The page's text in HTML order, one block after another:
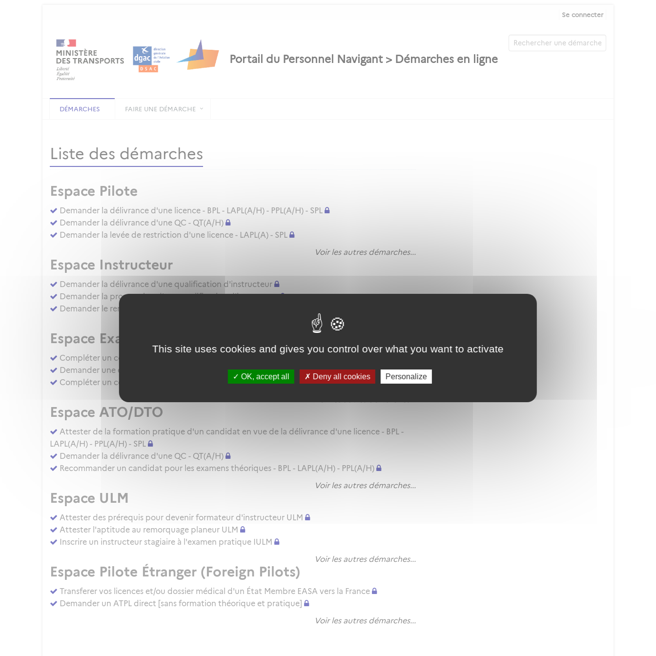
This site uses cookies and gives you control over what you want to activate
OK, accept all Deny all cookies Personalize
Se connecter
DÉMARCHES FAIRE UNE DÉMARCHE
Liste des démarches
Espace Pilote
Demander la délivrance d'une licence - BPL - LAPL(A/H) - PPL(A/H) - SPL
Demander la délivrance d'une QC - QT(A/H)
Demander la levée de restriction d'une licence - LAPL(A) - SPL
Voir les autres démarches...
Espace Instructeur
Demander la délivrance d'une qualification d'instructeur
Demander la prorogation d'une qualification d'instructeur
Demander le renouvellement d'une qualification d'instructeur
Voir les autres démarches...
Espace Examinateur
Compléter un compte rendu d'épreuve d'aptitude pratique - BPL - LAPL(A/H) - PPL(A/H) - SPL
Demander une évaluation de compétence TRE(A) MP ou SFE(A) MP
Compléter un compte rendu d'épreuve d'aptitude pratique - CPL(A/H) - IR - BIR
Espace ATO/DTO
Attester de la formation pratique d'un candidat en vue de la délivrance d'une licence - BPL -
LAPL(A/H) - PPL(A/H) - SPL
Demander la délivrance d'une QC - QT(A/H)
Recommander un candidat pour les examens théoriques - BPL - LAPL(A/H) - PPL(A/H)
Voir les autres démarches...
Espace ULM
Attester des prérequis pour devenir formateur d'instructeur ULM
Attester l'aptitude au remorquage planeur ULM
Inscrire un instructeur stagiaire à l'examen pratique IULM
Voir les autres démarches...
Espace Pilote Étranger (Foreign Pilots)
Transferer vos licences et/ou dossier médical d'un État Membre EASA vers la France
Demander un ATPL direct [sans formation théorique et pratique]
Voir les autres démarches...